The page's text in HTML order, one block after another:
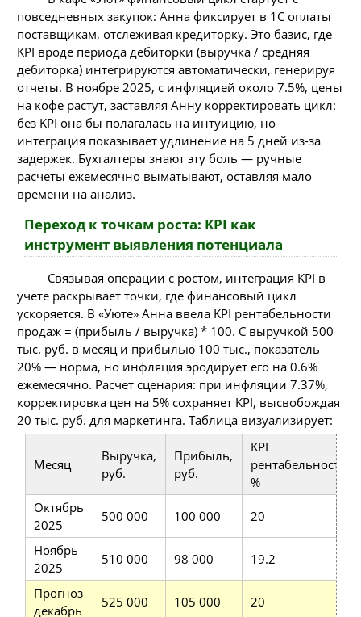
повседневных закупок: Анна фиксирует в 1C оплаты
поставщикам, отслеживая кредиторку. Это базис, где
KPI вроде периода дебиторки (выручка / средняя
дебиторка) интегрируются автоматически, генерируя
отчеты. В ноябре 2025, с инфляцией около 7.5%, цены
на кофе растут, заставляя Анну корректировать цикл:
без KPI она бы полагалась на интуицию, но
интеграция показывает удлинение на 5 дней из-за
задержек. Бухгалтеры знают эту боль — ручные
расчеты ежемесячно выматывают, оставляя мало
времени на анализ.
Переход к точкам роста: KPI как
инструмент выявления потенциала
Связывая операции с ростом, интеграция KPI в
учете раскрывает точки, где финансовый цикл
ускоряется. В «Уюте» Анна ввела KPI рентабельности
продаж = (прибыль / выручка) * 100. С выручкой 500
тыс. руб. в месяц и прибылью 100 тыс., показатель
20% — норма, но инфляция эродирует его на 0.6%
ежемесячно. Расчет сценария: при инфляции 7.37%,
корректировка цен на 5% сохраняет KPI, высвобождая
20 тыс. руб. для маркетинга. Таблица визуализирует:
Месяц
Выручка,
руб.
Прибыль,
руб.
KPI
рентабельности,
%
Октябрь
2025
500 000 100 000 20
Ноябрь
2025
510 000 98 000 19.2
Прогноз
декабрь
525 000 105 000 20